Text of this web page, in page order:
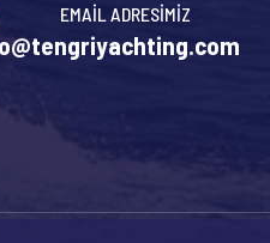
EMAİL ADRESİMİZ